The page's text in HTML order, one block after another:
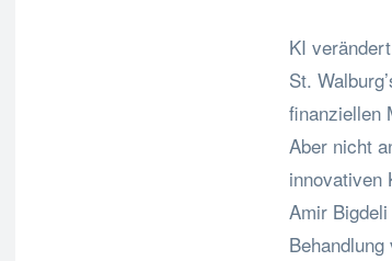
KI
St.
finanziellen
Aber nicht
innovativen
Amir